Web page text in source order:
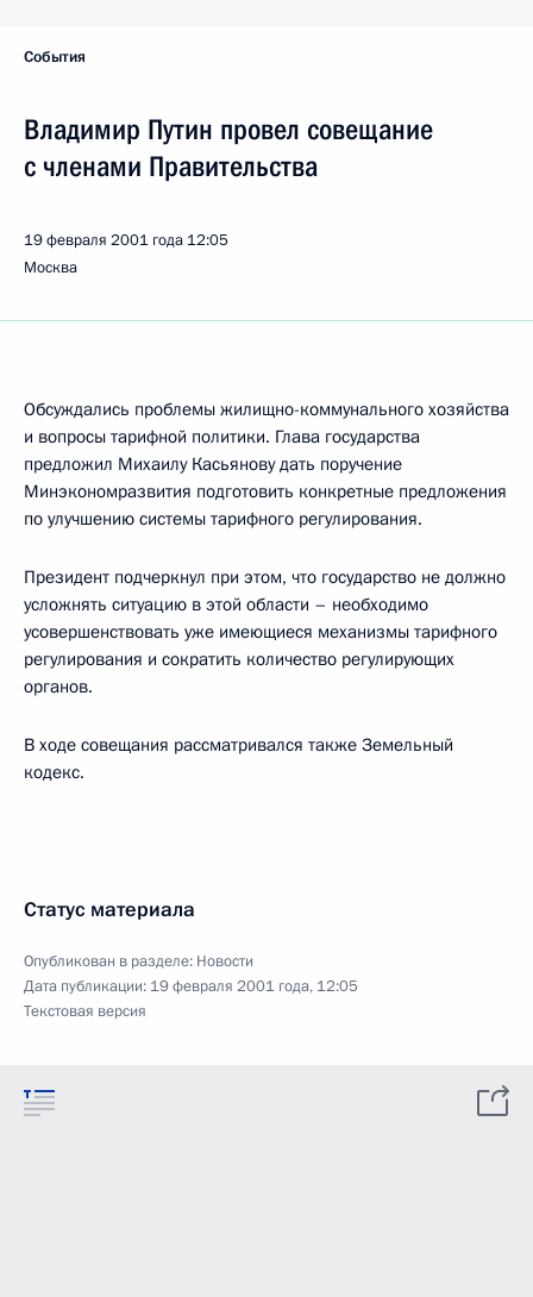
События
Владимир Путин провел совещание
с членами Правительства
19 февраля 2001 года 12:05
Москва
Обсуждались проблемы жилищно-коммунального хозяйства
и вопросы тарифной политики. Глава государства
предложил Михаилу Касьянову дать поручение
Минэкономразвития подготовить конкретные предложения
по улучшению системы тарифного регулирования.
Президент подчеркнул при этом, что государство не должно
усложнять ситуацию в этой области – необходимо
усовершенствовать уже имеющиеся механизмы тарифного
регулирования и сократить количество регулирующих
органов.
В ходе совещания рассматривался также Земельный
кодекс.
Статус материала
Опубликован в разделе: Новости
Дата публикации: 19 февраля 2001 года, 12:05
Текстовая версия